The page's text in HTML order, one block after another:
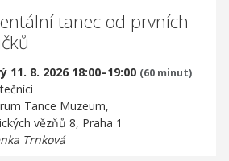
tanec od prvních
11. 8. 2026 18:00–19:00 (60 minut)
Tance Muzeum,
vězňů 8, Praha 1
Trnková